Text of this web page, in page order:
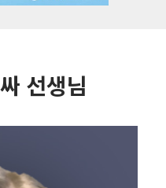
선생님